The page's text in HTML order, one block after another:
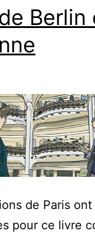
Berlin
de Paris
pour ce livre